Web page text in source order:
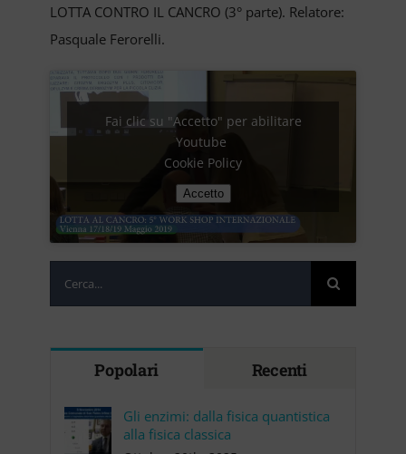
LOTTA CONTRO IL CANCRO (3° parte). Relatore:
Pasquale Ferorelli.
Fai clic su "Accetto" per abilitare
Youtube
Cookie Policy
Accetto
Popolari Recenti
Gli enzimi: dalla fisica quantistica
alla fisica classica